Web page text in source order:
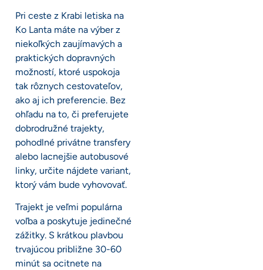
Pri ceste z Krabi letiska na
Ko Lanta máte na výber z
niekoľkých zaujímavých a
praktických dopravných
možností, ktoré uspokoja
tak rôznych cestovateľov,
ako aj ich preferencie. Bez
ohľadu na to, či preferujete
dobrodružné trajekty,
pohodlné privátne transfery
alebo lacnejšie autobusové
linky, určite nájdete variant,
ktorý vám bude vyhovovať.
Trajekt je veľmi populárna
voľba a poskytuje jedinečné
zážitky. S krátkou plavbou
trvajúcou približne 30-60
minút sa ocitnete na